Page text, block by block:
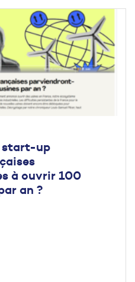
start-up
à ouvrir 100
an ?